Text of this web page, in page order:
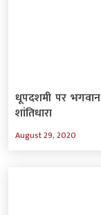
धूपदशमी पर
शांतिधारा
August 29, 2020